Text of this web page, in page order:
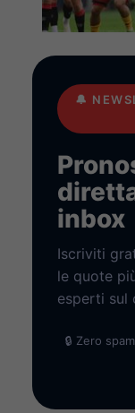
🔔
inbox
Iscriviti
le quote
esperti sul
🔒 Zero